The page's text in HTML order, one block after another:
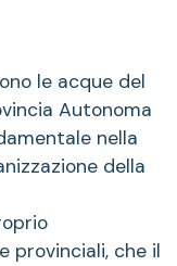
le acque del
Autonoma
nella
della
provinciali, che il